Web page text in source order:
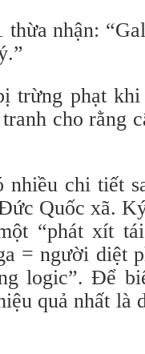
thừa nhận:
trừng phạt
cho rằng
chi tiết
Quốc xã.
“phát xít
= người diệt
logic”. Để
quả nhất là